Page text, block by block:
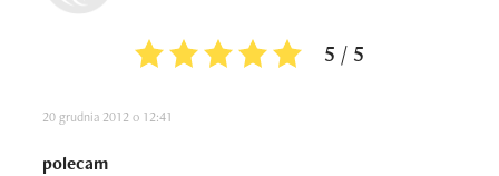
5 / 5
20 grudnia 2012 o 12:41
polecam